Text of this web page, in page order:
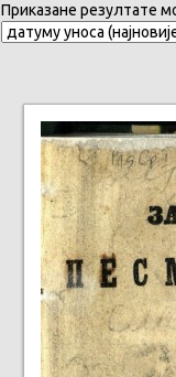
Приказане резултате